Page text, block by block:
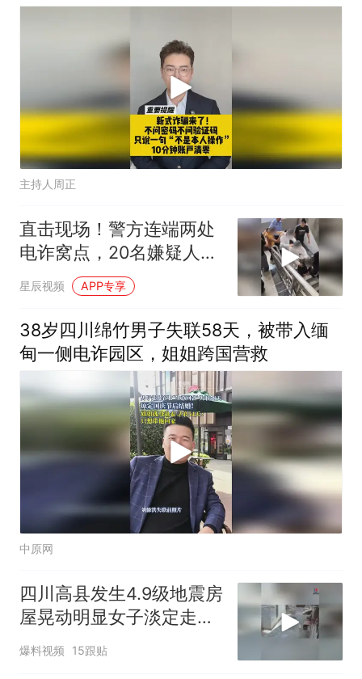
主持人周正
直击现场！警方连端两处
电诈窝点，20名嫌疑人当
场落网
星辰视频 APP专享
38岁四川绵竹男子失联58天，被带入缅
甸一侧电诈园区，姐姐跨国营救
中原网
四川高县发生4.9级地震房
屋晃动明显女子淡定走门
站门口玩手机
爆料视频 15跟贴